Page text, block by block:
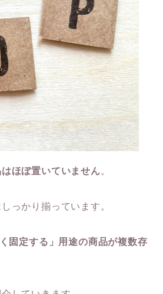
ほぼ置いていません。
っかり揃っています。
固定する」用途の商品が複数存